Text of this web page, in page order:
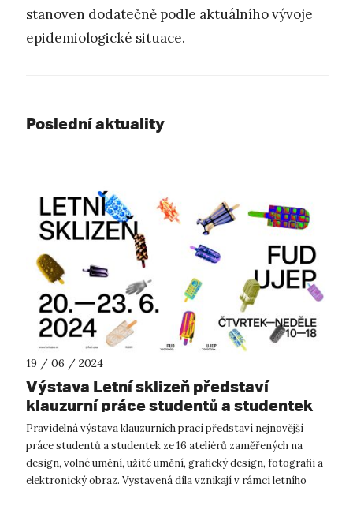
stanoven dodatečně podle aktuálního vývoje
epidemiologické situace.
Poslední aktuality
19 / 06 / 2024
Výstava Letní sklizeň představí
klauzurní práce studentů a studentek
Fakulty umění a designu UJEP
Pravidelná výstava klauzurních prací představí nejnovější
práce studentů a studentek ze 16 ateliérů zaměřených na
design, volné umění, užité umění, grafický design, fotografii a
elektronický obraz. Vystavená díla vznikají v rámci letního